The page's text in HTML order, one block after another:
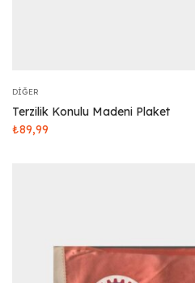
DIĞER
Terzilik Konulu Madeni Plaket
₺89,99